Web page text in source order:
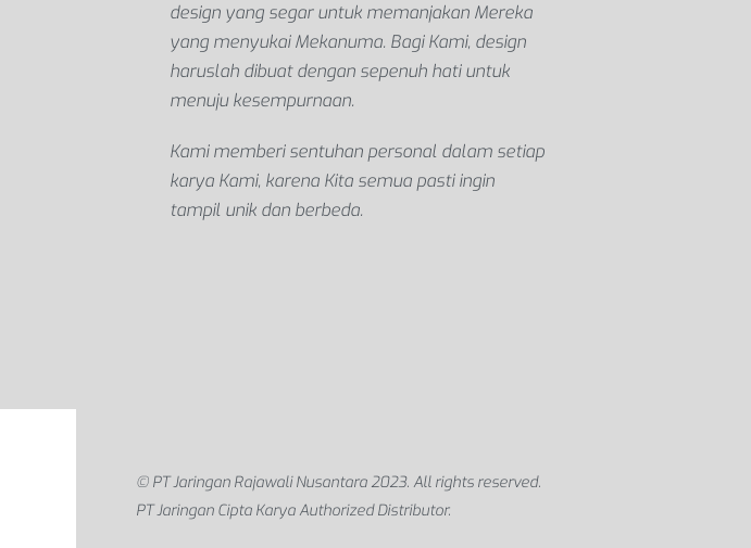
design yang segar untuk memanjakan Mereka
yang menyukai Mekanuma. Bagi Kami, design
haruslah dibuat dengan sepenuh hati untuk
menuju kesempurnaan.
Kami memberi sentuhan personal dalam setiap
karya Kami, karena Kita semua pasti ingin
tampil unik dan berbeda.
© PT Jaringan Rajawali Nusantara 2023. All rights reserved.
PT Jaringan Cipta Karya Authorized Distributor.